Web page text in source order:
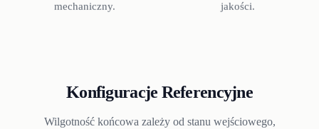
mechaniczny.
jakości.
Konfiguracje Referencyjne
Wilgotność końcowa zależy od stanu wejściowego,